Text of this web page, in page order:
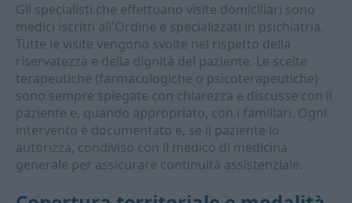
Gli specialisti che effettuano visite domiciliari sono
medici iscritti all'Ordine e specializzati in psichiatria.
Tutte le visite vengono svolte nel rispetto della
riservatezza e della dignità del paziente. Le scelte
terapeutiche (farmacologiche o psicoterapeutiche)
sono sempre spiegate con chiarezza e discusse con il
paziente e, quando appropriato, con i familiari. Ogni
intervento è documentato e, se il paziente lo
autorizza, condiviso con il medico di medicina
generale per assicurare continuità assistenziale.